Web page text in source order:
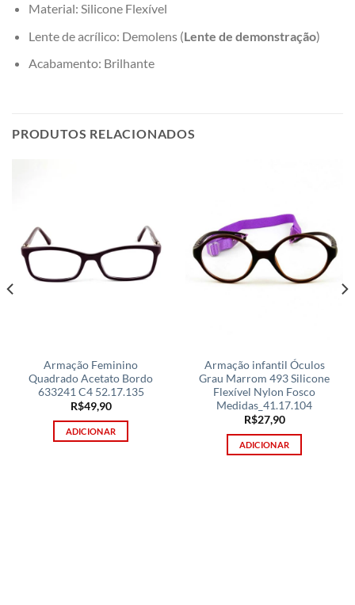
Material: Silicone Flexível
Lente de acrílico: Demolens (Lente de demonstração)
Acabamento: Brilhante
PRODUTOS RELACIONADOS
Armação Feminino
Quadrado Acetato Bordo
633241 C4 52.17.135
R$49,90
ADICIONAR
Armação infantil Óculos
Grau Marrom 493 Silicone
Flexível Nylon Fosco
Medidas_41.17.104
R$27,90
ADICIONAR